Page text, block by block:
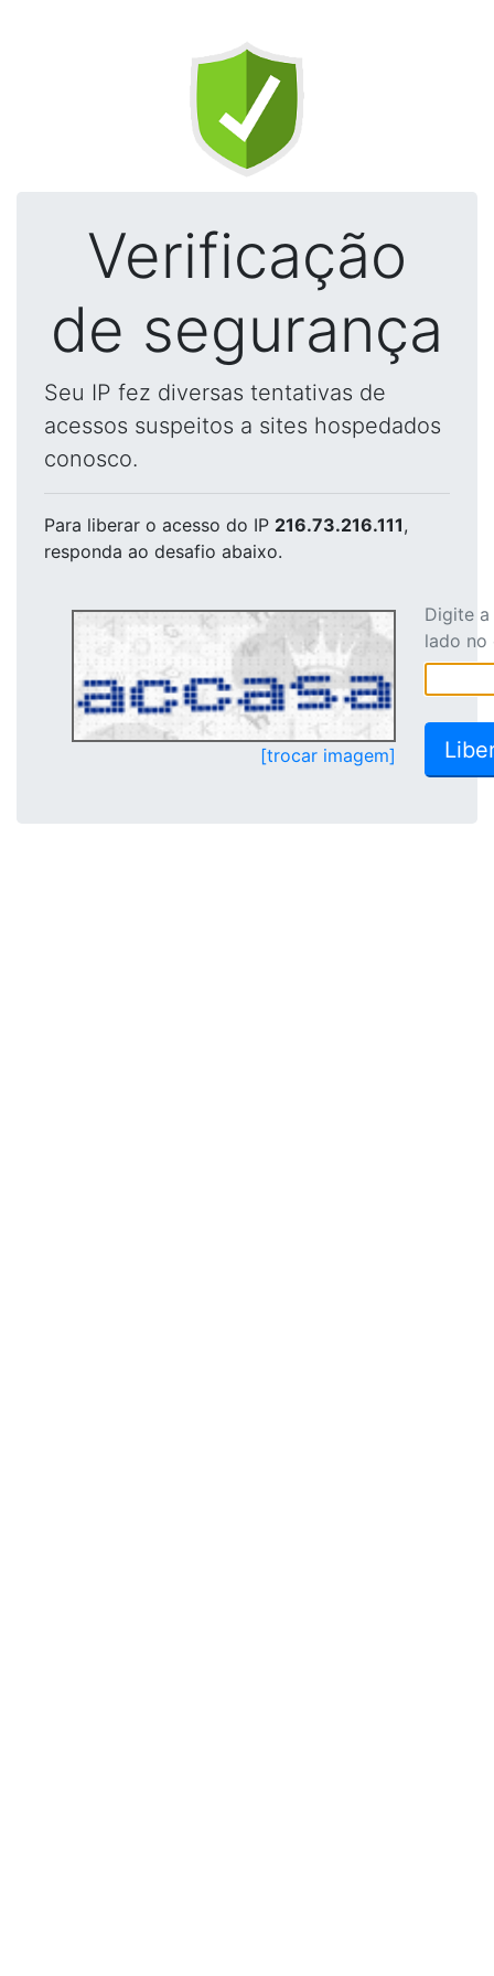
Verificação
de segurança
Seu IP fez diversas tentativas de
acessos suspeitos a sites hospedados
conosco.
Para liberar o acesso do IP 216.73.216.111,
responda ao desafio abaixo.
[trocar imagem]
Digite
lado no